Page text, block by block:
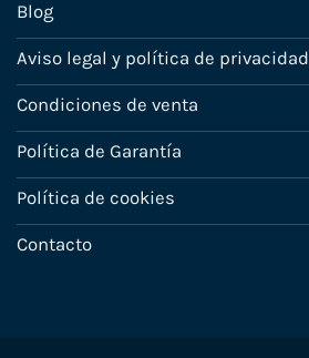
Blog
Aviso legal y política de privacidad
Condiciones de venta
Política de Garantía
Política de cookies
Contacto